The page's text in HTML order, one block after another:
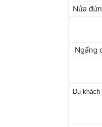
Nửa
Ngẩng
Du